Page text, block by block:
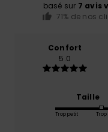
basé sur 7 avis
71% de nos
Confort
5.0
Taille
Trop petit Trop